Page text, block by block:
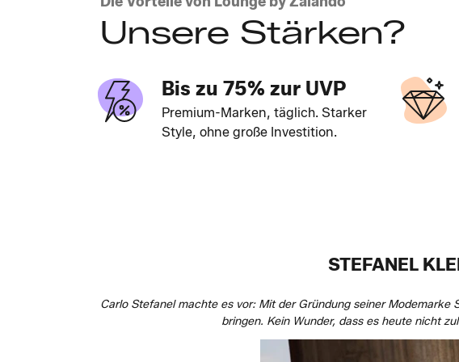
Unsere Stärken?
Bis zu 75% zur UVP
Premium-Marken, täglich. Starker
Style, ohne große Investition.
STEFANEL
Carlo Stefanel machte es vor: Mit der Gründung seiner
bringen. Kein Wunder, dass es heute nicht